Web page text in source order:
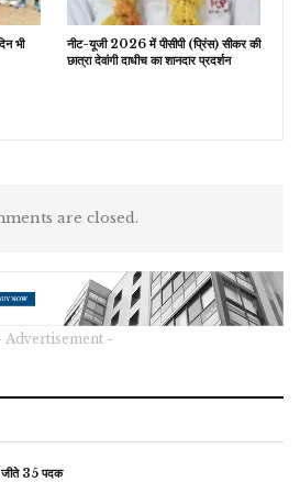
भी
नीट-यूजी 2026 में पीसीपी (प्रिंस) सीकर की
छात्रा देवांगी दाधीच का शानदार प्रदर्शन
are closed.
Advertisement -
जीते 35 पदक